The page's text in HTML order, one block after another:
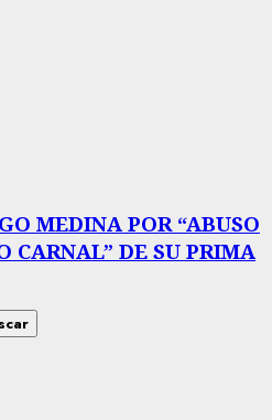
MEDINA POR “ABUSO
CARNAL” DE SU PRIMA